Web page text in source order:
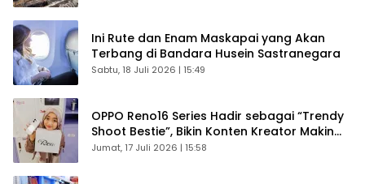
Ini Rute dan Enam Maskapai yang Akan
Terbang di Bandara Husein Sastranegara
Sabtu, 18 Juli 2026 | 15:49
OPPO Reno16 Series Hadir sebagai “Trendy
Shoot Bestie”, Bikin Konten Kreator Makin
Betah
Jumat, 17 Juli 2026 | 15:58